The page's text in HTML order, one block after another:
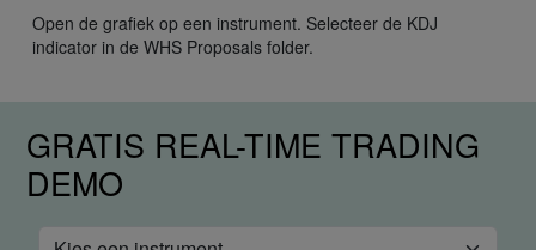
Open de grafiek op een instrument. Selecteer de KDJ
indicator in de WHS Proposals folder.
GRATIS REAL-TIME TRADING
DEMO